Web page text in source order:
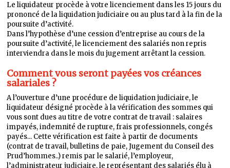
Le liquidateur procède à votre licenciement dans les 15 jours du
prononcé de la liquidation judiciaire ou au plus tard à la fin de la
poursuite d’activité.
Dans l’hypothèse d’une cession d’entreprise au cours de la
poursuite d’activité, le licenciement des salariés non repris
interviendra dans le mois du jugement arrêtant la cession.
Comment vous seront payées vos créances
salariales ?
A l’ouverture d’une procédure de liquidation judiciaire, le
liquidateur désigné procède à la vérification des sommes qui
vous sont dues au titre de votre contrat de travail : salaires
impayés, indemnité de rupture, frais professionnels, congés
payés... Cette vérification est faite à partir de documents
(contrat de travail, bulletins de paie, Jugement du Conseil des
Prud’hommes..) remis par le salarié, l’employeur,
l’administrateur judiciaire, le représentant des salariés élu à